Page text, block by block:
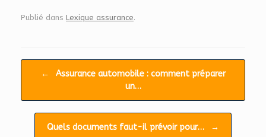
Publié dans Lexique assurance.
←
Assurance automobile : comment préparer
un…
Quels documents faut-il prévoir pour… →